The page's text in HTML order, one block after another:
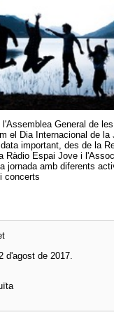
l'Assemblea General de
el Dia Internacional de la
important, des de la
Ràdio Espai Jove i
jornada amb diferents
concerts
d'agost de 2017.